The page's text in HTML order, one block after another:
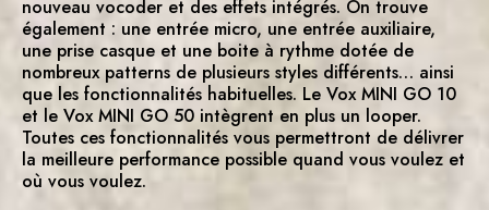
nouveau vocoder et des effets intégrés. On trouve
également : une entrée micro, une entrée auxiliaire,
une prise casque et une boite à rythme dotée de
nombreux patterns de plusieurs styles différents… ainsi
que les fonctionnalités habituelles. Le Vox MINI GO 10
et le Vox MINI GO 50 intègrent en plus un looper.
Toutes ces fonctionnalités vous permettront de délivrer
la meilleure performance possible quand vous voulez et
où vous voulez.